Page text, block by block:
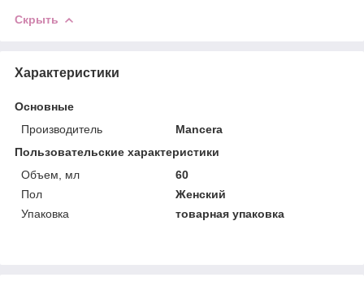
Скрыть
Характеристики
Основные
Производитель
Mancera
Пользовательские характеристики
Объем, мл
60
Пол
Женский
Упаковка
товарная упаковка